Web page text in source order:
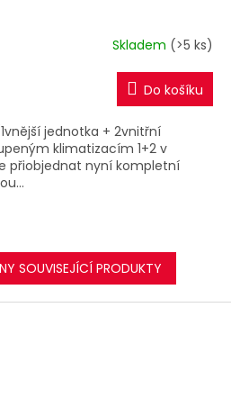
R
M
A
Skladem (>5 ks)
Do košíku
jednotka + 2vnitřní
klimatizacím 1+2 v
přiobjednat nyní kompletní
SOUVISEJÍCÍ PRODUKTY